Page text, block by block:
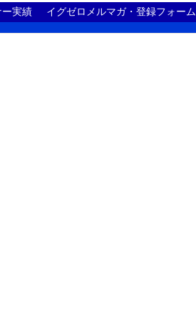
ー実績 イグゼロメルマガ・登録フォーム